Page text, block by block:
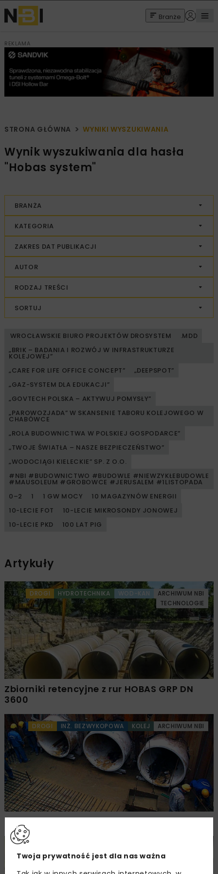
Branże
REKLAMA
STRONA GŁÓWNA WYNIKI WYSZUKIWANIA
Wynik wyszukiwania dla hasła
"Hobas system"
BRANŻA
KATEGORIA
ZAKRES DAT PUBLIKACJI
AUTOR
RODZAJ TREŚCI
SORTUJ
WROCŁAWSKIE BIURO PROJEKTÓW DROSYSTEM
.MDD
„BRIK – BADANIA I ROZWÓJ W INFRASTRUKTURZE
KOLEJOWEJ”
„CARE FOR LIFE OFFICE CONCEPT”
„DEEPSPOT”
„GAZ-SYSTEM DLA EDUKACJI”
„GOVTECH POLSKA – AKTYWUJ POMYSŁY”
„PAROWOZJADA” W SKANSENIE TABORU KOLEJOWEGO W
CHABÓWCE
„ROLA BUDOWNICTWA W POLSKIEJ GOSPODARCE”
„TWOJE ŚWIATŁA – NASZE BEZPIECZEŃSTWO”
„WODOCIĄGI KIELECKIE” SP. Z O.O.
#NBI #BUDOWNICTWO #BUDOWLE #NIEWZYKŁEBUDOWLE
#MAUSOLEUM #GROBOWCE #JERUSALEM #1LISTOPADA
0–2
1 1 GW MOCY
10 MAGAZYNÓW ENERGII
10-LECIE FOT
10-LECIE MIKROSONDY JONOWEJ
10-LECIE PKD
100 LAT PIG
Artykuły
DROGI HYDROTECHNIKA WOD-KAN
ARCHIWUM NBI
TECHNOLOGIE
Zbiorniki retencyjne z rur HOBAS GRP DN
3600
DROGI INŻ. BEZWYKOPOWA KOLEJ ARCHIWUM NBI
Druga dekada fabryki HOBAS w Polsce
WYDARZENIA
Twoja prywatność jest dla nas ważna